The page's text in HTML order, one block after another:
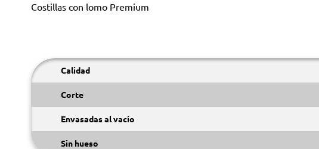
Costillas con lomo Premium
Calidad
Corte
Envasadas al vacío
Sin hueso